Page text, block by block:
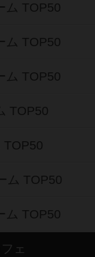
ム TOP50
ム TOP50
ム TOP50
TOP50
TOP50
ム TOP50
ム TOP50
ェ